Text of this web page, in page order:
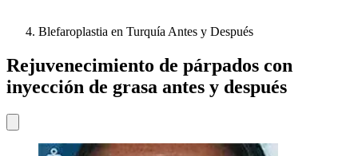
Blefaroplastia en Turquía Antes y Después
Rejuvenecimiento de párpados con
inyección de grasa antes y después